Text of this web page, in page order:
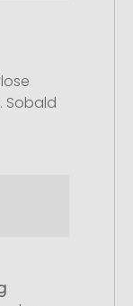
Sobald